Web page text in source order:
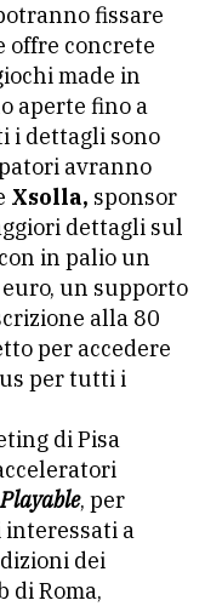
fissare
offre concrete
made in
aperte fino a
i dettagli sono
avranno
Xsolla, sponsor
dettagli sul
in palio un
un supporto
alla 80
per accedere
per tutti i
di Pisa
, per
a
dei
di Roma,